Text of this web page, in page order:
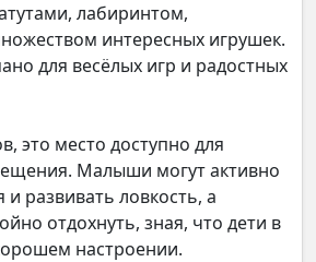
Компании
лабиринтом,
интересных игрушек.
для весёлых игр и радостных
это место доступно для
Малыши могут активно
развивать ловкость, а
отдохнуть, зная, что дети в
настроении.